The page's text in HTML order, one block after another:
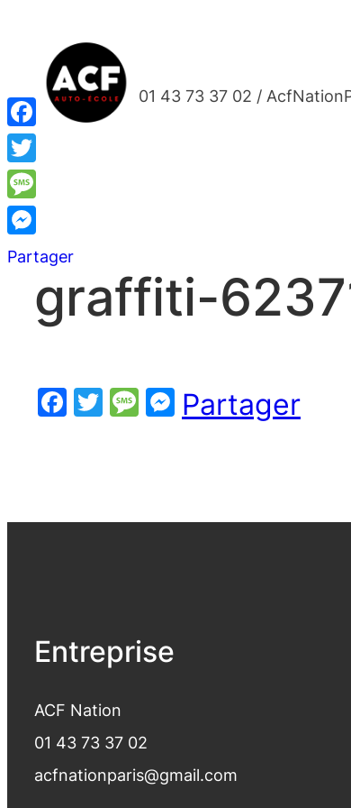
contenu
01 43 73 37 02 /
graffiti-
Facebook
Twitter
Message
Messenger
Partager
Entreprise
ACF Nation
01 43 73 37 02
acfnationparis@gmail.com
Facebook
Twitter
Message
Messenger
Partager